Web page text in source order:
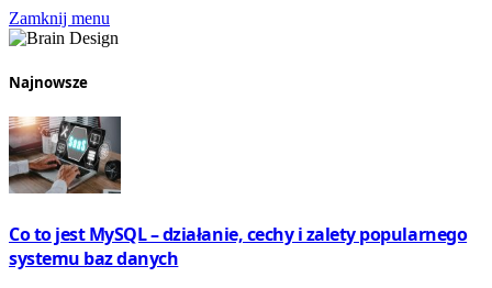
Zamknij menu
Najnowsze
Co to jest MySQL – działanie, cechy i zalety popularnego
systemu baz danych